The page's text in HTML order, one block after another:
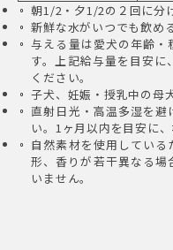
朝1/2・夕1/2の２回に分
新鮮な水がいつでも飲め
与える量は愛犬の年齢・
す。上記給与量を目安に
ください。
子犬、妊娠・授乳中の母
直射日光・高温多湿を避
い。1ヶ月以内を目安に
自然素材を使用している
形、香りが若干異なる場
いません。